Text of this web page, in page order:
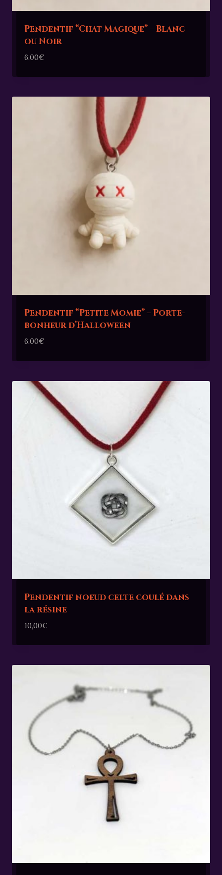
Pendentif “Chat Magique” – Blanc
ou Noir
6,00€
Pendentif “Petite Momie” – Porte-
bonheur d’Halloween
6,00€
Pendentif noeud celte coulé dans
la résine
10,00€